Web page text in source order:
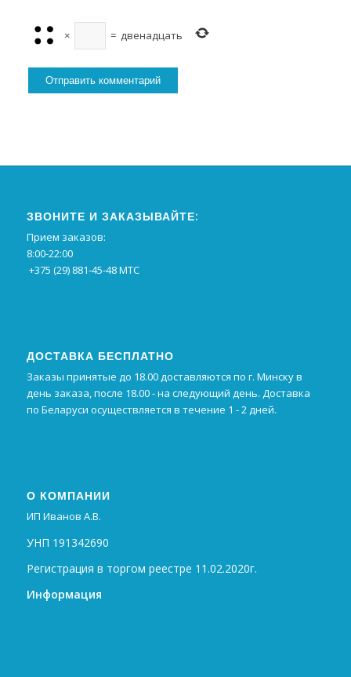
× = двенадцать
ЗВОНИТЕ И ЗАКАЗЫВАЙТЕ:
Прием заказов:
8:00-22:00
+375 (29) 881-45-48 МТС
ДОСТАВКА БЕСПЛАТНО
Заказы принятые до 18.00 доставляются по г. Минску в
день заказа, после 18.00 - на следующий день. Доставка
по Беларуси осуществляется в течение 1 - 2 дней.
О КОМПАНИИ
ИП Иванов А.В.
УНП 191342690
Регистрация в торгом реестре 11.02.2020г.
Информация